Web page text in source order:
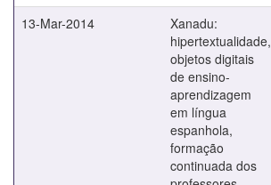
13-Mar-2014
Xanadu:
hipertextualidade,
objetos digitais
de ensino-
aprendizagem
em língua
espanhola,
formação
continuada dos